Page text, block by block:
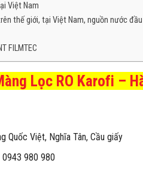
Việt Nam
thế giới, tại Việt Nam, nguồn nước
FILMTEC
Lọc RO Karofi –
Quốc Việt, Nghĩa Tân, Cầu giấy
980 980